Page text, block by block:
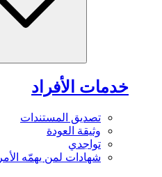
خدمات الأفراد
تصديق المستندات
وثيقة العودة
تواجدي
شهادات لمن يهمّه الأمر